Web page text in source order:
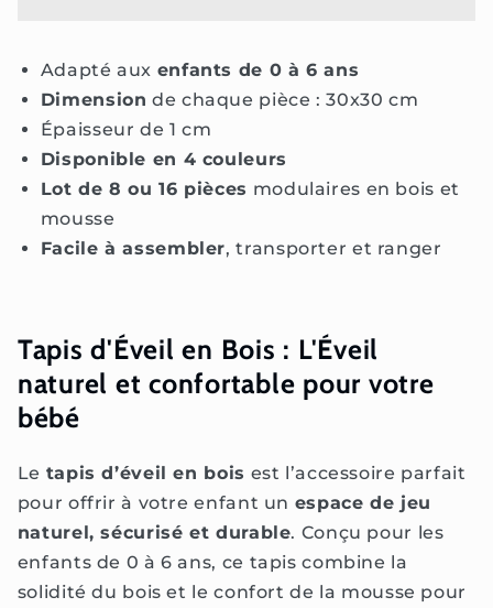
Adapté aux enfants de 0 à 6 ans
Dimension de chaque pièce : 30x30 cm
Épaisseur de 1 cm
Disponible en 4 couleurs
Lot de 8 ou 16 pièces modulaires en bois et
mousse
Facile à assembler, transporter et ranger
Tapis d'Éveil en Bois : L'Éveil
naturel et confortable pour votre
bébé
Le tapis d’éveil en bois est l’accessoire parfait
pour offrir à votre enfant un espace de jeu
naturel, sécurisé et durable. Conçu pour les
enfants de 0 à 6 ans, ce tapis combine la
solidité du bois et le confort de la mousse pour